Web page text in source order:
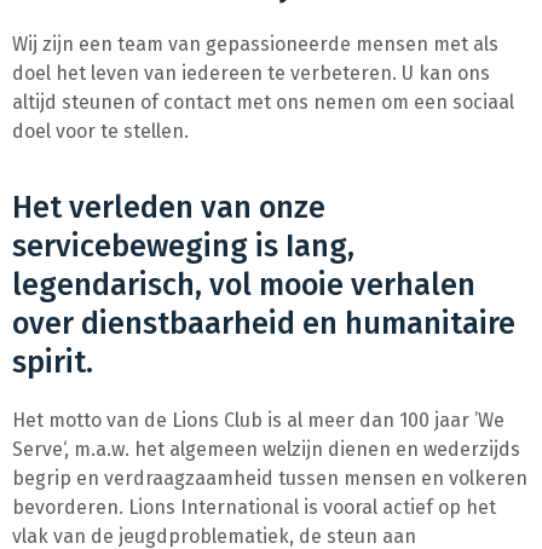
Wij zijn een team van gepassioneerde mensen met als
doel het leven van iedereen te verbeteren. U kan ons
altijd steunen of contact met ons nemen om een sociaal
doel voor te stellen.
Het verleden van onze
servicebeweging is Iang,
legendarisch, vol mooie verhalen
over dienstbaarheid en humanitaire
spirit.
Het motto van de Lions Club is al meer dan 100 jaar ’We
Serve‘, m.a.w. het algemeen welzijn dienen en wederzijds
begrip en verdraagzaamheid tussen mensen en volkeren
bevorderen. Lions International is vooral actief op het
vlak van de jeugdproblematiek, de steun aan